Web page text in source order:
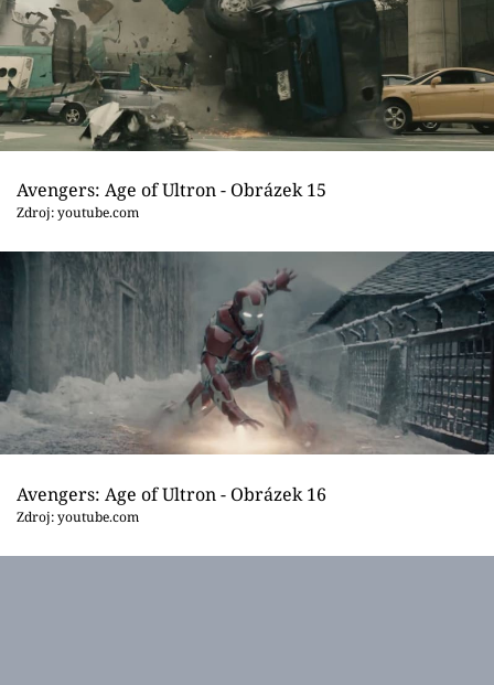
Avengers: Age of Ultron - Obrázek 15
Zdroj: youtube.com
Avengers: Age of Ultron - Obrázek 16
Zdroj: youtube.com